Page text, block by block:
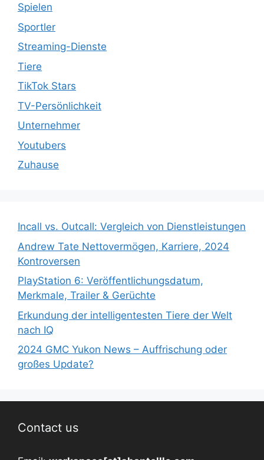
Spielen
Sportler
Streaming-Dienste
Tiere
TikTok Stars
TV-Persönlichkeit
Unternehmer
Youtubers
Zuhause
Incall vs. Outcall: Vergleich von Dienstleistungen
Andrew Tate Nettovermögen, Karriere, 2024
Kontroversen
PlayStation 6: Veröffentlichungsdatum,
Merkmale, Trailer & Gerüchte
Erkundung der intelligentesten Tiere der Welt
nach IQ
2024 GMC Yukon News – Auffrischung oder
großes Update?
Contact us